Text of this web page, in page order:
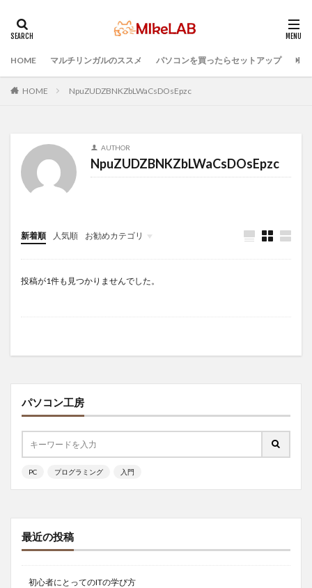
HOME マルチリンガルのススメ パソコンを買ったらセットアップ プ
HOME NpuZUDZBNKZbLWaCsDOsEpzc
AUTHOR
NpuZUDZBNKZbLWaCsDOsEpzc
新着順 人気順 お勧めカテゴリ
Infomation
投稿が1件も見つかりませんでした。
パソコン工房
PC プログラミング 入門
最近の投稿
初心者にとってのITの学び方
タグ
ブラインドタッチ PC選択
ウィルス対策
インストール
PCセットアップ
プログラミング言語